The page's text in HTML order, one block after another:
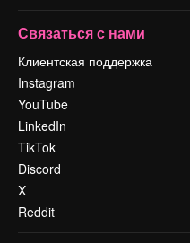
Связаться с нами
Клиентская поддержка
Instagram
YouTube
LinkedIn
TikTok
Discord
X
Reddit